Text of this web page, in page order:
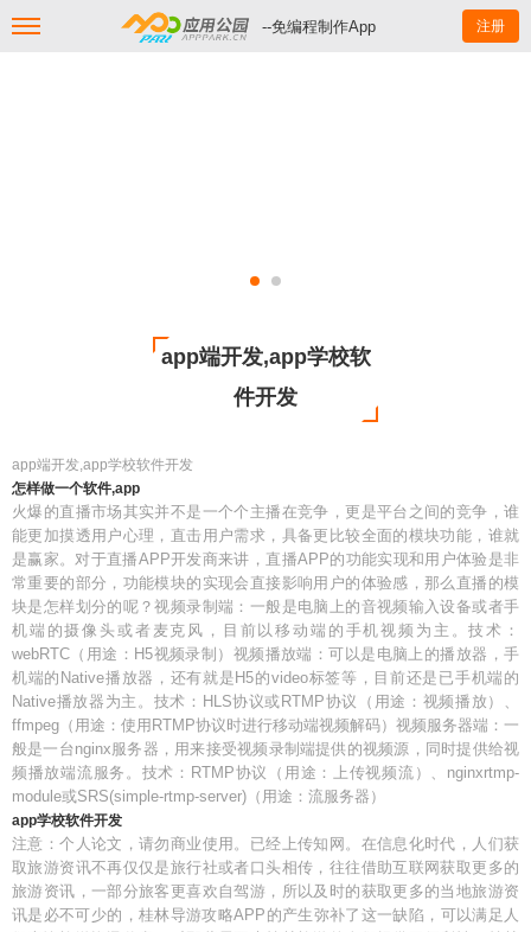
--免编程制作App 注册
app端开发,app学校软
件开发
app端开发,app学校软件开发
怎样做一个软件,app
火爆的直播市场其实并不是一个个主播在竞争，更是平台之间的竞争，谁
能更加摸透用户心理，直击用户需求，具备更比较全面的模块功能，谁就
是赢家。对于直播APP开发商来讲，直播APP的功能实现和用户体验是非
常重要的部分，功能模块的实现会直接影响用户的体验感，那么直播的模
块是怎样划分的呢？视频录制端：一般是电脑上的音视频输入设备或者手
机端的摄像头或者麦克风，目前以移动端的手机视频为主。技术：
webRTC（用途：H5视频录制）视频播放端：可以是电脑上的播放器，手
机端的Native播放器，还有就是H5的video标签等，目前还是已手机端的
Native播放器为主。技术：HLS协议或RTMP协议（用途：视频播放）、
ffmpeg（用途：使用RTMP协议时进行移动端视频解码）视频服务器端：一
般是一台nginx服务器，用来接受视频录制端提供的视频源，同时提供给视
频播放端流服务。技术：RTMP协议（用途：上传视频流）、nginxrtmp-
module或SRS(simple-rtmp-server)（用途：流服务器）
app学校软件开发
注意：个人论文，请勿商业使用。已经上传知网。在信息化时代，人们获
取旅游资讯不再仅仅是旅行社或者口头相传，往往借助互联网获取更多的
旅游资讯，一部分旅客更喜欢自驾游，所以及时的获取更多的当地旅游资
讯是必不可少的，桂林导游攻略APP的产生弥补了这一缺陷，可以满足人